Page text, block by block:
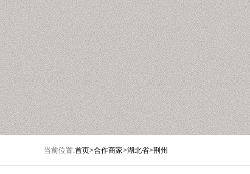
当前位置:首页>合作商家>湖北省>荆州